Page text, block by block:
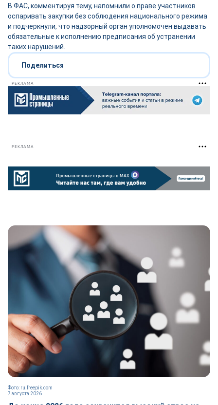
В ФАС, комментируя тему, напомнили о праве участников
оспаривать закупки без соблюдения национального режима
и подчеркнули, что надзорный орган уполномочен выдавать
обязательные к исполнению предписания об устранении
таких нарушений.
Поделиться
РЕКЛАМА
РЕКЛАМА
7 августа 2026
Фото: ru.freepik.com